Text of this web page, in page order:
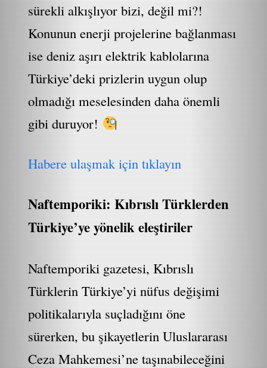
sürekli alkışlıyor bizi, değil mi?!
Konunun enerji projelerine bağlanması
ise deniz aşırı elektrik kablolarına
Türkiye’deki prizlerin uygun olup
olmadığı meselesinden daha önemli
gibi duruyor!
Habere ulaşmak için tıklayın
Naftemporiki: Kıbrıslı Türklerden
Türkiye’ye yönelik eleştiriler
Naftemporiki gazetesi, Kıbrıslı
Türklerin Türkiye’yi nüfus değişimi
politikalarıyla suçladığını öne
sürerken, bu şikayetlerin Uluslararası
Ceza Mahkemesi’ne taşınabileceğini